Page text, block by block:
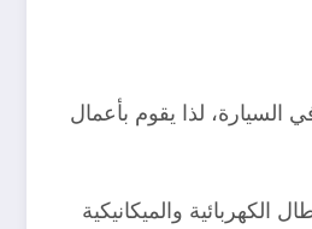
السيارة، لذا يقوم بأعمال
والميكانيكية